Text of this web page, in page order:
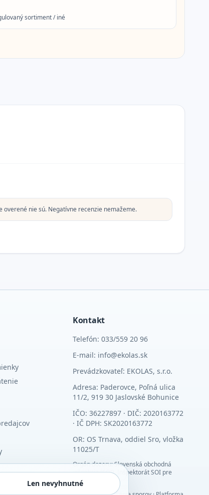
sortiment / iné
overené nie sú. Negatívne recenzie nemažeme.
Kontakt
Telefón: 033/559 20 96
E-mail: info@ekolas.sk
Prevádzkovateľ: EKOLAS, s.r.o.
Adresa: Paderovce, Poľná ulica
11/2, 919 30 Jaslovské Bohunice
IČO: 36227897 · DIČ: 2020163772
· IČ DPH: SK2020163772
OR: OS Trnava, oddiel Sro, vložka
11025/T
Orgán dozoru: Slovenská obchodná
inšpekcia (SOI), Inšpektorát SOI pre
Trnavský kraj
Len nevyhnutné